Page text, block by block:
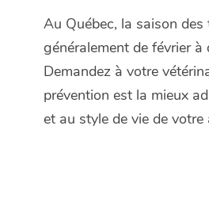
Au Québec, la saison
généralement de février à
Demandez à votre
prévention est la mieux
et au style de vie de votre